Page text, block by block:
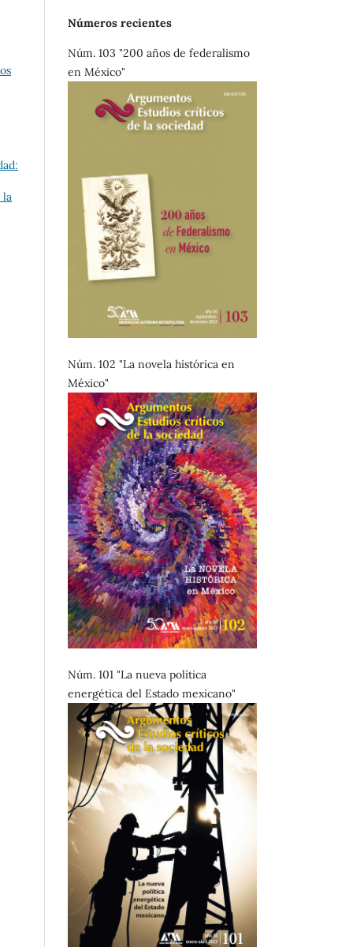
la
Números recientes
Núm. 103 "200 años de federalismo
en México"
Núm. 102 "La novela histórica en
México"
Núm. 101 "La nueva política
energética del Estado mexicano"